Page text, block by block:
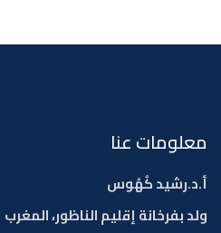
معلومات عنا
أ.د.رشيد كُهُوس
ولد بفرخانة إقليم الناظور، المغرب